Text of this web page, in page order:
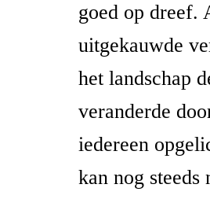
goed op dreef.
uitgekauwde
het landschap
veranderde
iedereen
kan nog steeds